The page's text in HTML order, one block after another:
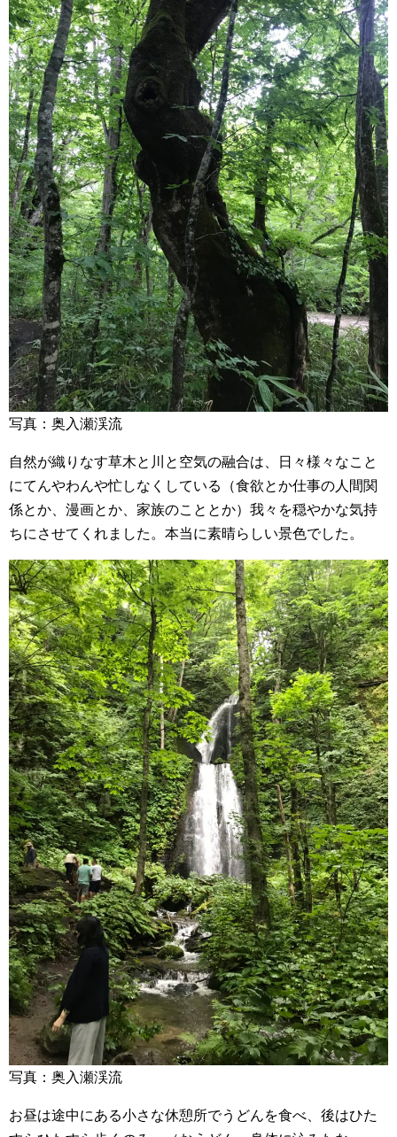
写真：奥入瀬渓流
自然が織りなす草木と川と空気の融合は、日々様々なこと
にてんやわんや忙しなくしている（食欲とか仕事の人間関
係とか、漫画とか、家族のこととか）我々を穏やかな気持
ちにさせてくれました。本当に素晴らしい景色でした。
写真：奥入瀬渓流
お昼は途中にある小さな休憩所でうどんを食べ、後はひた